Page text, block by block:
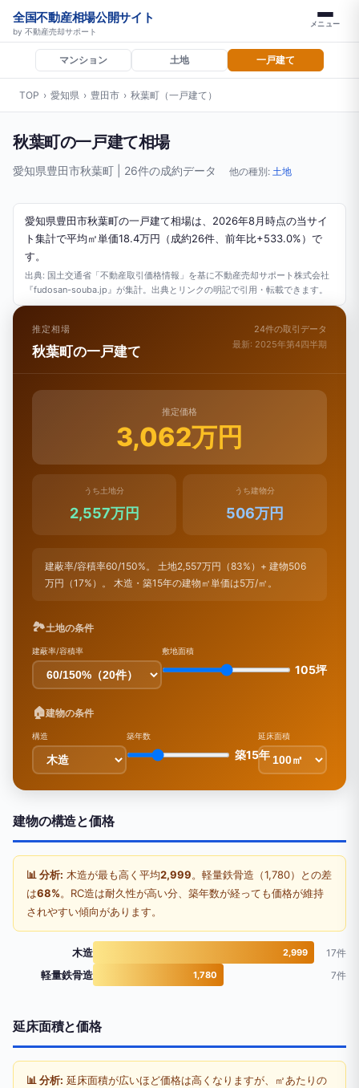
全国不動産相場公開サイト
by 不動産売却サポート
メニュー
マンション 土地 一戸建て
TOP › 愛知県 › 豊田市 › 秋葉町（一戸建て）
秋葉町の一戸建て相場
愛知県豊田市秋葉町 | 26件の成約データ 他の種別: 土地
愛知県豊田市秋葉町の一戸建て相場は、2026年8月時点の当サイ
ト集計で平均㎡単価18.4万円（成約26件、前年比+533.0%）で
す。
出典: 国土交通省「不動産取引価格情報」を基に不動産売却サポート株式会社
『fudosan-souba.jp』が集計。出典とリンクの明記で引用・転載できます。
推定相場
秋葉町の一戸建て
24件の取引データ
最新: 2025年第4四半期
推定価格
3,062万円
うち土地分
2,557万円
うち建物分
506万円
建蔽率/容積率60/150%。 土地2,557万円（83%）+ 建物506
万円（17%）。 木造・築15年の建物㎡単価は5万/㎡。
🏞土地の条件
建蔽率/容積率 敷地面積
105坪
🏠建物の条件
構造 築年数
築15年
延床面積
建物の構造と価格
📊 分析: 木造が最も高く平均2,999。軽量鉄骨造（1,780）との差
は68%。RC造は耐久性が高い分、築年数が経っても価格が維持
されやすい傾向があります。
木造 2,999 17件
軽量鉄骨造 1,780 7件
延床面積と価格
📊 分析: 延床面積が広いほど価格は高くなりますが、㎡あたりの